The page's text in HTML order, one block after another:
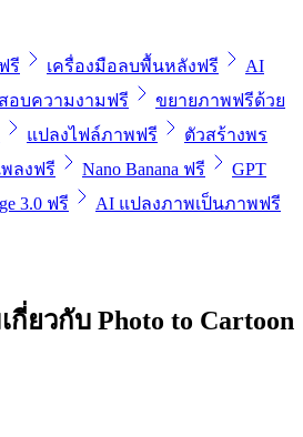
รี เครื่องมือลบพื้นหลังฟรี
AI
อบความงามฟรี
ขยายภาพฟรีด้วย
แปลงไฟล์ภาพฟรี
ตัวสร้างพร
ลงฟรี Nano Banana ฟรี
GPT
3.0 ฟรี AI แปลงภาพเป็นภาพฟรี
ยวกับ Photo to Cartoon